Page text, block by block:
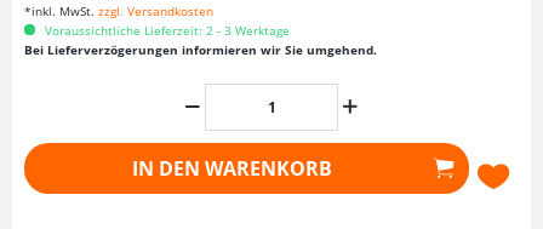
*inkl. MwSt. zzgl. Versandkosten
Voraussichtliche Lieferzeit: 2 - 3 Werktage
Bei Lieferverzögerungen informieren wir Sie umgehend.
IN DEN WARENKORB